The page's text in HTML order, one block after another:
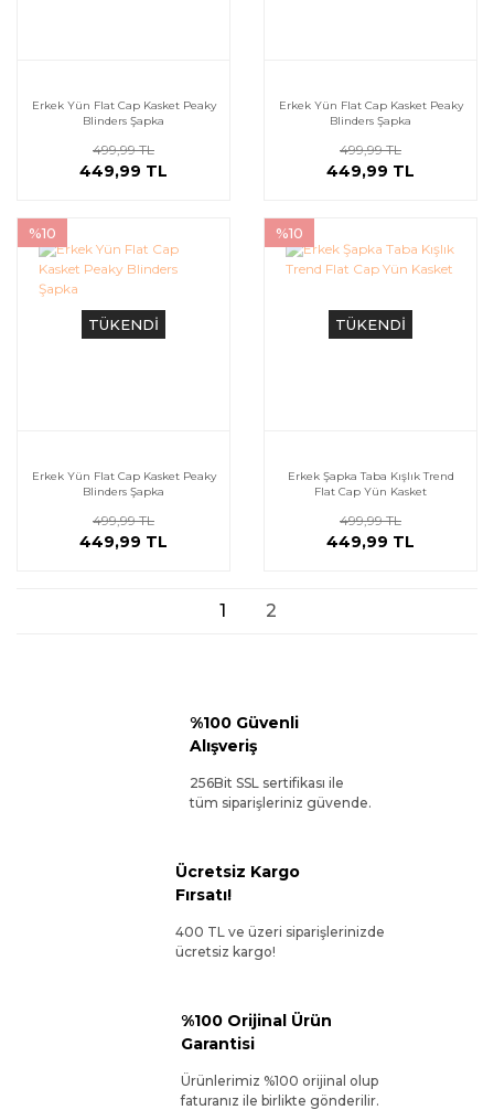
Erkek Yün Flat Cap Kasket Peaky
Blinders Şapka
499,99 TL
449,99 TL
Erkek Yün Flat Cap Kasket Peaky
Blinders Şapka
499,99 TL
449,99 TL
TÜKENDİ
%10
Erkek Yün Flat Cap Kasket Peaky
Blinders Şapka
499,99 TL
449,99 TL
TÜKENDİ
%10
Erkek Şapka Taba Kışlık Trend
Flat Cap Yün Kasket
499,99 TL
449,99 TL
1 2
%100 Güvenli
Alışveriş
256Bit SSL sertifikası ile
tüm siparişleriniz güvende.
Ücretsiz Kargo
Fırsatı!
400 TL ve üzeri siparişlerinizde
ücretsiz kargo!
%100 Orijinal Ürün
Garantisi
Ürünlerimiz %100 orijinal olup
faturanız ile birlikte gönderilir.